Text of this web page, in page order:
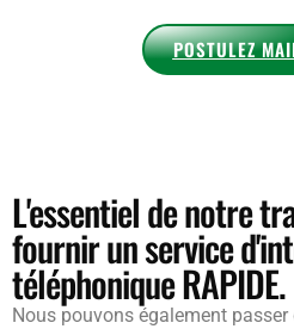
POSTULEZ
L'essentiel de notre
fournir un service
téléphonique RAPIDE.
Nous pouvons également passer